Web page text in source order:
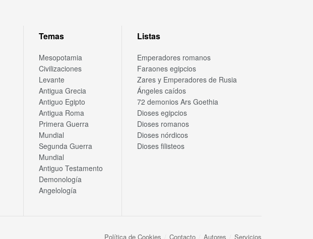
Temas
Mesopotamia
Civilizaciones
Levante
Antigua Grecia
Antiguo Egipto
Antigua Roma
Primera Guerra
Mundial
Segunda Guerra
Mundial
Antiguo Testamento
Demonología
Angelología
Listas
Emperadores romanos
Faraones egipcios
Zares y Emperadores de Rusia
Ángeles caídos
72 demonios Ars Goethia
Dioses egipcios
Dioses romanos
Dioses nórdicos
Dioses filisteos
Política de Cookies Contacto Autores Servicios